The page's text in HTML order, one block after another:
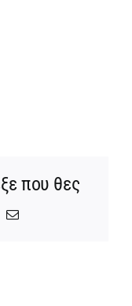
που θες
Email